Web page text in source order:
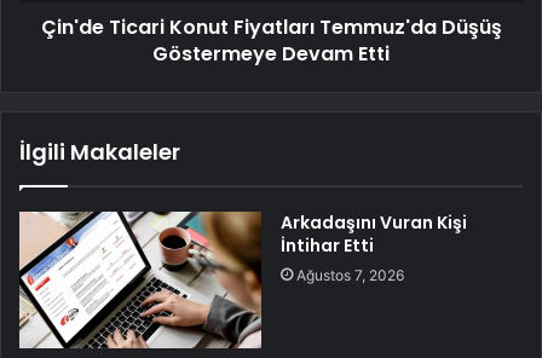
Çin'de Ticari Konut Fiyatları Temmuz'da Düşüş
Göstermeye Devam Etti
İlgili Makaleler
Arkadaşını Vuran Kişi
İntihar Etti
Ağustos 7, 2026